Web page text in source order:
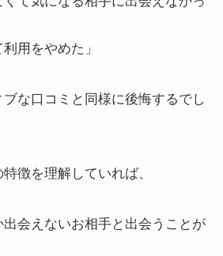
用をやめた」
な口コミと同様に後悔するでし
徴を理解していれば、
出会えないお相手と出会うことが